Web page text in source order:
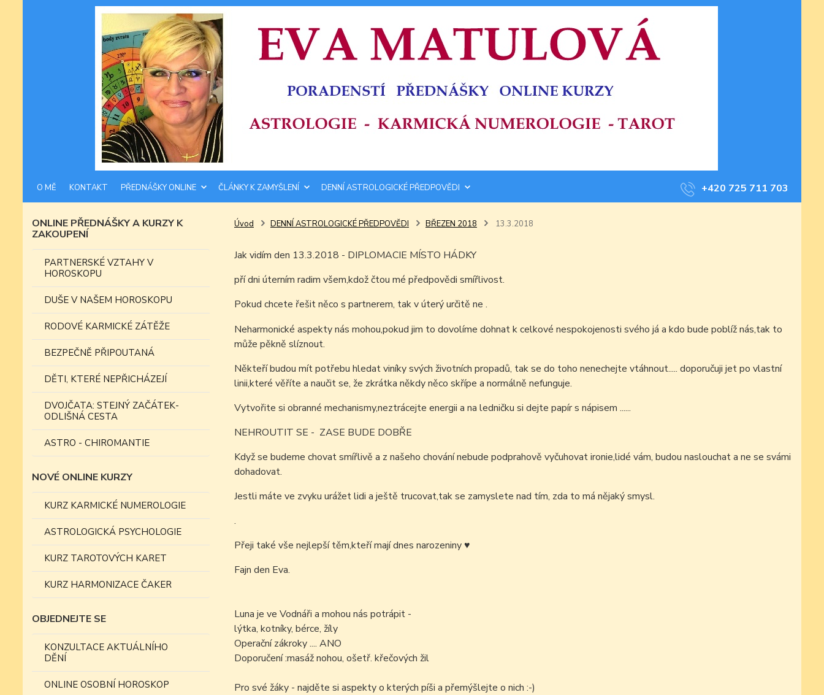
O MĚ KONTAKT PŘEDNÁŠKY ONLINE ČLÁNKY K ZAMYŠLENÍ DENNÍ ASTROLOGICKÉ PŘEDPOVĚDI +420 725 711 703
ONLINE PŘEDNÁŠKY A KURZY K
ZAKOUPENÍ
PARTNERSKÉ VZTAHY V
HOROSKOPU
DUŠE V NAŠEM HOROSKOPU
RODOVÉ KARMICKÉ ZÁTĚŽE
BEZPEČNĚ PŘIPOUTANÁ
DĚTI, KTERÉ NEPŘICHÁZEJÍ
DVOJČATA: STEJNÝ ZAČÁTEK-
ODLIŠNÁ CESTA
ASTRO - CHIROMANTIE
NOVÉ ONLINE KURZY
KURZ KARMICKÉ NUMEROLOGIE
ASTROLOGICKÁ PSYCHOLOGIE
KURZ TAROTOVÝCH KARET
KURZ HARMONIZACE ČAKER
OBJEDNEJTE SE
KONZULTACE AKTUÁLNÍHO
DĚNÍ
ONLINE OSOBNÍ HOROSKOP
Úvod DENNÍ ASTROLOGICKÉ PŘEDPOVĚDI BŘEZEN 2018 13.3.2018
Jak vidím den 13.3.2018 - DIPLOMACIE MÍSTO HÁDKY
pří dni úterním radim všem,kdož čtou mé předpovědi smířlivost.
Pokud chcete řešit něco s partnerem, tak v úterý určitě ne .
Neharmonické aspekty nás mohou,pokud jim to dovolíme dohnat k celkové nespokojenosti svého já a kdo bude poblíž nás,tak to
může pěkně slíznout.
Někteří budou mít potřebu hledat viníky svých životních propadů, tak se do toho nenechejte vtáhnout..... doporučuji jet po vlastní
linii,které věříte a naučit se, že zkrátka někdy něco skřípe a normálně nefunguje.
Vytvořite si obranné mechanismy,neztrácejte energii a na ledničku si dejte papír s nápisem ......
NEHROUTIT SE - ZASE BUDE DOBŘE
Když se budeme chovat smířlivě a z našeho chování nebude podprahově vyčuhovat ironie,lidé vám, budou naslouchat a ne se svámi
dohadovat.
Jestli máte ve zvyku urážet lidi a ještě trucovat,tak se zamyslete nad tím, zda to má nějaký smysl.
.
Přeji také vše nejlepší těm,kteří mají dnes narozeniny♥
Fajn den Eva.
Luna je ve Vodnáři a mohou nás potrápit -
lýtka, kotníky, bérce, žíly
Operační zákroky .... ANO
Doporučení :masáž nohou, ošetř. křečových žil
Pro své žáky - najděte si aspekty o kterých píši a přemýšlejte o nich :-)